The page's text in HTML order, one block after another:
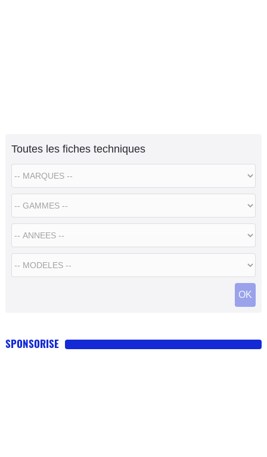
Toutes les fiches techniques
SPONSORISE